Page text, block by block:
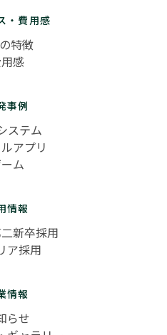
・費用感
特徴
感
事例
ステム
アプリ
ム
情報
新卒採用
ア採用
情報
らせ